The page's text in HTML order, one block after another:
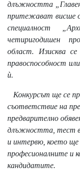
длъжността
притежават висше
специалност
четиригодишен
област. Изисква
правоспособност
ѝ.
Конкурсът ще се
съответствие на
предварително
длъжността, тест
и интервю, което ще
професионалните и
кандидатите.